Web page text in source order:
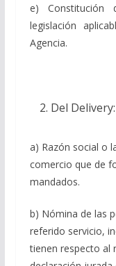
e)
legislación
Agencia.
Del Delivery:
a) Razón social o
comercio que de
mandados.
b) Nómina de las
referido servicio,
tienen respecto al